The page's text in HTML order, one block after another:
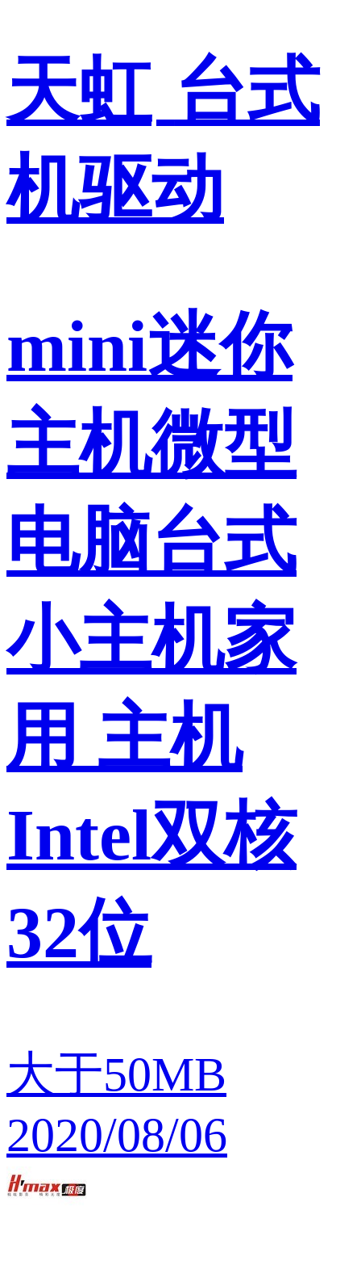
天虹 台式
机驱动
mini迷你
主机微型
电脑台式
小主机家
用 主机
Intel双核
32位
大于50MB
2020/08/06